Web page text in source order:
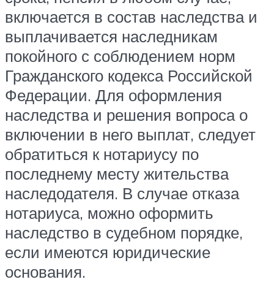
включается в состав наследства и
выплачивается наследникам
покойного с соблюдением норм
Гражданского кодекса Российской
Федерации. Для оформления
наследства и решения вопроса о
включении в него выплат, следует
обратиться к нотариусу по
последнему месту жительства
наследодателя. В случае отказа
нотариуса, можно оформить
наследство в судебном порядке,
если имеются юридические
основания.